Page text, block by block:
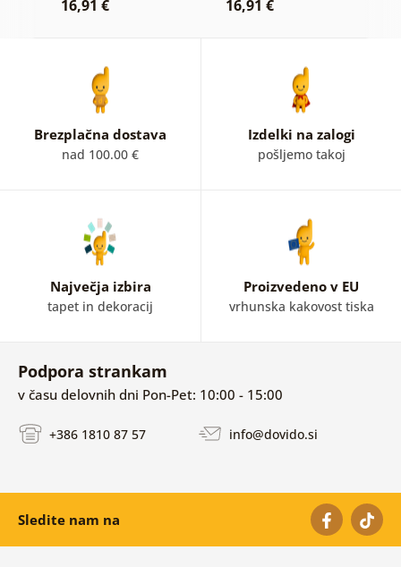
16,91 € 16,91 €
Brezplačna dostava
nad 100.00 €
Izdelki na zalogi
pošljemo takoj
Največja izbira
tapet in dekoracij
Proizvedeno v EU
vrhunska kakovost tiska
Podpora strankam
v času delovnih dni Pon-Pet: 10:00 - 15:00
+386 1810 87 57 info@dovido.si
Sledite nam na